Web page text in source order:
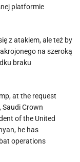
platformie
z atakiem, ale też by
na szeroką
braku
at the request
Saudi Crown
of the United
he has
operations